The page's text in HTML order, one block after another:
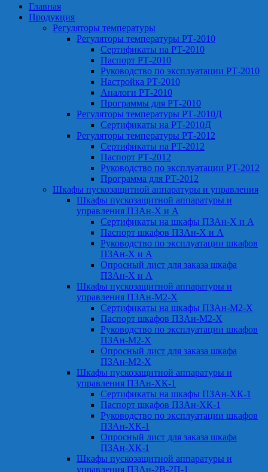
Главная
Продукция
Регуляторы температуры
Регуляторы температуры РТ-2010
Сертификаты на РТ-2010
Паспорт РТ-2010
Руководство по эксплуатации РТ-2010
Настройка РТ-2010
Аналоги РТ-2010
Программы для РТ-2010
Регуляторы температуры РТ-2010Д
Сертификаты на РТ-2010Д
Регуляторы температуры РТ-2012
Сертификаты на РТ-2012
Паспорт РТ-2012
Руководство по эксплуатации РТ-2012
Программа для РТ-2012
Шкафы пускозащитной аппаратуры и управления
Шкафы пускозащитной аппаратуры и
управления ПЗАн-Х и А
Сертификаты на шкафы ПЗАн-Х и А
Паспорт шкафов ПЗАн-Х и А
Руководство по эксплуатации шкафов
ПЗАн-Х и А
Опросный лист для заказа шкафа
ПЗАн-Х и А
Шкафы пускозащитной аппаратуры и
управления ПЗАн-М2-Х
Сертификаты на шкафы ПЗАн-М2-Х
Паспорт шкафов ПЗАн-М2-Х
Руководство по эксплуатации шкафов
ПЗАн-М2-Х
Опросный лист для заказа шкафа
ПЗАн-М2-Х
Шкафы пускозащитной аппаратуры и
управления ПЗАн-ХК-1
Сертификаты на шкафы ПЗАн-ХК-1
Паспорт шкафов ПЗАн-ХК-1
Руководство по эксплуатации шкафов
ПЗАн-ХК-1
Опросный лист для заказа шкафа
ПЗАн-ХК-1
Шкафы пускозащитной аппаратуры и
управления ПЗАн-2В-2П-1